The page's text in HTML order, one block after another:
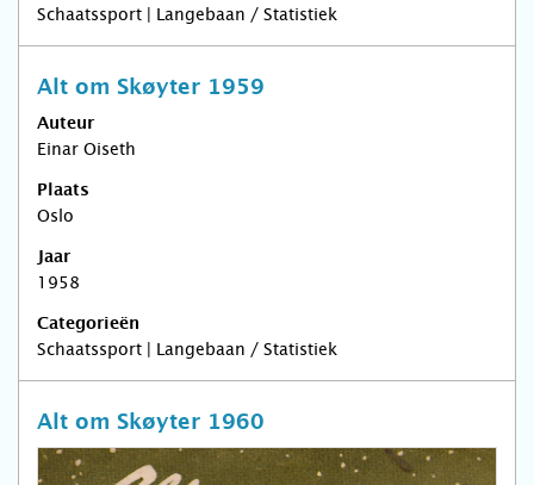
Schaatssport | Langebaan / Statistiek
Alt om Skøyter 1959
Auteur
Einar Oiseth
Plaats
Oslo
Jaar
1958
Categorieën
Schaatssport | Langebaan / Statistiek
Alt om Skøyter 1960